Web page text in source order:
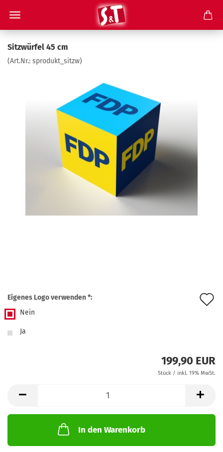
Sitzwürfel 45 cm
(Art.Nr.: sprodukt_sitzw)
Eigenes Logo verwenden *:
Nein
Ja
199,90 EUR
Stück / inkl. 19% MwSt.
In den Warenkorb